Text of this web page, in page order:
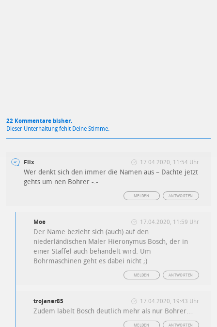
22 Kommentare bisher.
Dieser Unterhaltung fehlt Deine Stimme.
Flix 17.04.2020, 11:54 Uhr
Wer denkt sich den immer die Namen aus – Dachte jetzt
gehts um nen Bohrer -.-
ANTWORTEN
MELDEN
Moe 17.04.2020, 11:59 Uhr
Der Name bezieht sich (auch) auf den
niederländischen Maler Hieronymus Bosch, der in
einer Staffel auch behandelt wird. Um
Bohrmaschinen geht es dabei nicht ;)
ANTWORTEN
MELDEN
trojaner85 17.04.2020, 19:43 Uhr
Zudem labelt Bosch deutlich mehr als nur Bohrer…
ANTWORTEN
MELDEN